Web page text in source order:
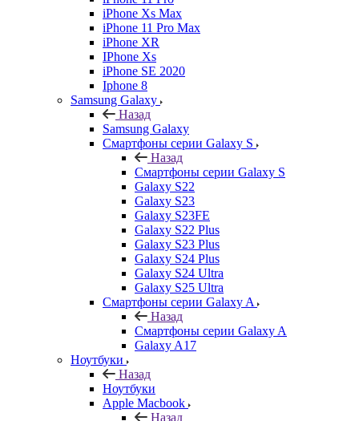
iPhone Xs Max
iPhone 11 Pro Max
iPhone XR
IPhone Xs
iPhone SE 2020
Iphone 8
Samsung Galaxy
Назад
Samsung Galaxy
Смартфоны серии Galaxy S
Назад
Смартфоны серии Galaxy S
Galaxy S22
Galaxy S23
Galaxy S23FE
Galaxy S22 Plus
Galaxy S23 Plus
Galaxy S24 Plus
Galaxy S24 Ultra
Galaxy S25 Ultra
Смартфоны серии Galaxy A
Назад
Смартфоны серии Galaxy A
Galaxy A17
Ноутбуки
Назад
Ноутбуки
Apple Macbook
Назад